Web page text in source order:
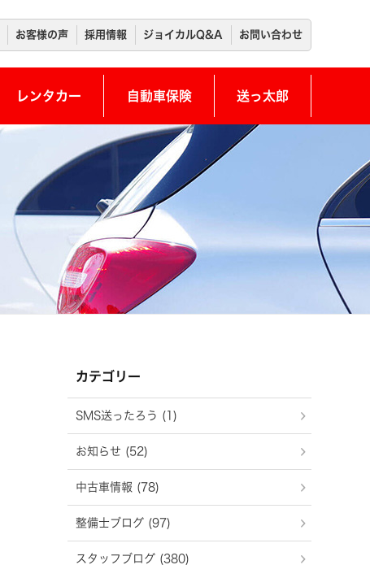
お客様の声 採用情報 ジョイカルQ&A お問い合わせ
レンタカー 自動車保険 送っ太郎
カテゴリー
SMS送ったろう (1)
お知らせ (52)
中古車情報 (78)
整備士ブログ (97)
スタッフブログ (380)